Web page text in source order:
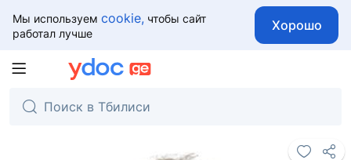
Мы используем cookie, чтобы сайт
работал лучше
Хорошо